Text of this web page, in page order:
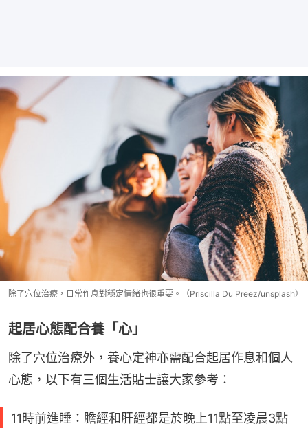
除了穴位治療，日常作息對穩定情緒也很重要。（Priscilla Du Preez/unsplash）
起居心態配合養「心」
除了穴位治療外，養心定神亦需配合起居作息和個人
心態，以下有三個生活貼士讓大家參考：
11時前進睡：膽經和肝經都是於晚上11點至凌晨3點